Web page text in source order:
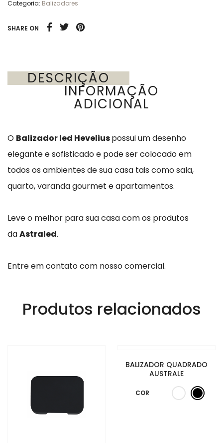
Categoria: Balizadores
SHARE ON
DESCRIÇÃO
INFORMAÇÃO
ADICIONAL
O Balizador led Heveliuspossui um desenho
elegante e sofisticado e pode ser colocado em
todos os ambientes de sua casa tais como sala,
quarto, varanda gourmet e apartamentos.
Leve o melhor para sua casa com os produtos
daAstraled.
Entre em contato com nosso comercial.
Produtos relacionados
BALIZADOR QUADRADO
AUSTRALE
COR